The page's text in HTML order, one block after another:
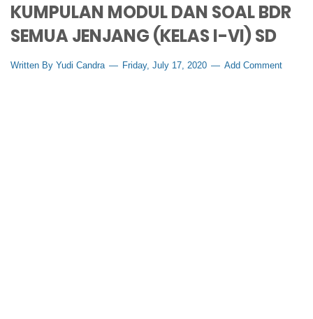
KUMPULAN MODUL DAN SOAL BDR
SEMUA JENJANG (KELAS I-VI) SD
Written By Yudi Candra Friday, July 17, 2020 Add Comment